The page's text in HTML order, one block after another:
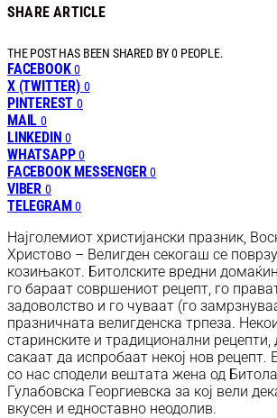
SHARE ARTICLE
THE POST HAS BEEN SHARED BY0 PEOPLE.
FACEBOOK 0
X (TWITTER) 0
PINTEREST 0
MAIL 0
LINKEDIN 0
WHATSAPP 0
FACEBOOK MESSENGER 0
VIBER 0
TELEGRAM 0
Најголемиот христијански празник,
Христово – Велигден секогаш се
козињакот. Битолските вредни
го бараат совршениот рецепт, го
задоволство и го чуваат (го
празничната велигденска трпеза.
старинските и традиционални рецепти,
сакаат да испробаат некој нов рецепт.
со нас сподели вештата жена од
Гулабовска Георгиевска за кој вели
вкусен и едноставно неодолив.